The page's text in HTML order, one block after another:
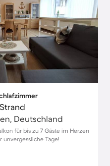
Deutschland
für bis zu 7 Gäste im Herzen
unvergessliche Tage!